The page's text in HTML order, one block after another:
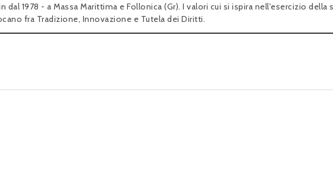
dal 1978 - a Massa Marittima e Follonica (Gr). I valori cui si ispira nell'esercizio della
fra Tradizione, Innovazione e Tutela dei Diritti.